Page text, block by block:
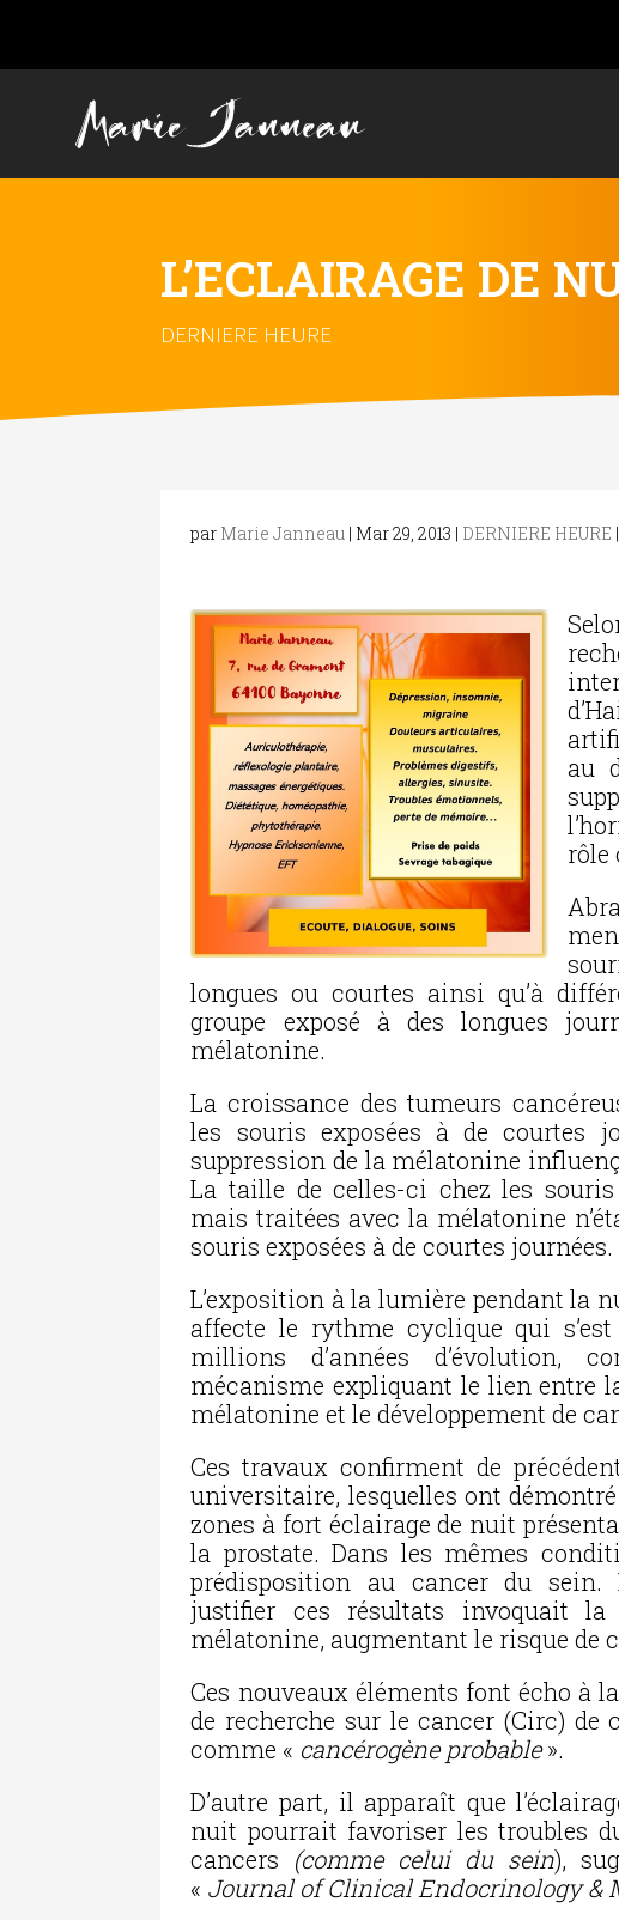
L’ECLAIRAGE DE
DERNIERE HEURE
par Marie Janneau | Mar 29, 2013 | DERNIERE HEURE |
au
rôle
longues ou courtes ainsi qu’à
groupe exposé à des longues
mélatonine.
La croissance des tumeurs
les souris exposées à de courtes
suppression de la mélatonine
La taille de celles-ci chez les souris
mais traitées avec la mélatonine
souris exposées à de courtes journées.
L’exposition à la lumière pendant la
affecte le rythme cyclique qui
millions d’années d’évolution,
mécanisme expliquant le lien entre
mélatonine et le développement de
Ces travaux confirment de
universitaire, lesquelles ont
zones à fort éclairage de nuit
la prostate. Dans les mêmes
prédisposition au cancer du sein.
justifier ces résultats invoquait
mélatonine, augmentant le risque de
Ces nouveaux éléments font écho à
de recherche sur le cancer (Circ)
comme « cancérogène probable».
D’autre part, il apparaît que
nuit pourrait favoriser les troubles
cancers (comme celui du sein),
« Journal of Clinical Endocrinology &